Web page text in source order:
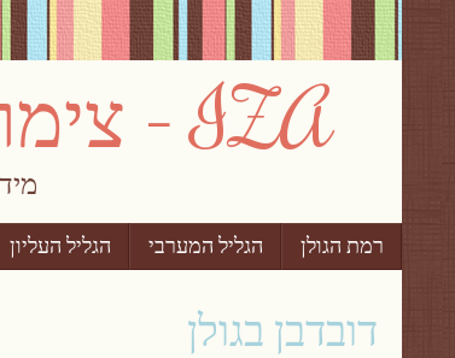
IZA – צימרים וחופשות בישראל
תפריט
Skip to content
רמת הגולן הגליל המערבי הגליל העליון
דובדבן בגולן